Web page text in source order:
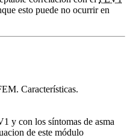
esto puede no ocurrir en
Características.
y con los síntomas de asma
de este módulo